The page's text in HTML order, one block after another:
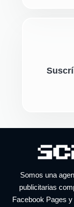
Somos una
publicitarias
Facebook Pages